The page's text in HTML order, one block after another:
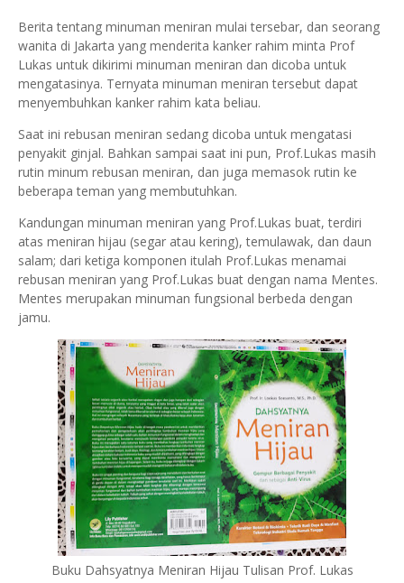
Berita tentang minuman meniran mulai tersebar, dan seorang
wanita di Jakarta yang menderita kanker rahim minta Prof
Lukas untuk dikirimi minuman meniran dan dicoba untuk
mengatasinya. Ternyata minuman meniran tersebut dapat
menyembuhkan kanker rahim kata beliau.
Saat ini rebusan meniran sedang dicoba untuk mengatasi
penyakit ginjal. Bahkan sampai saat ini pun, Prof.Lukas masih
rutin minum rebusan meniran, dan juga memasok rutin ke
beberapa teman yang membutuhkan.
Kandungan minuman meniran yang Prof.Lukas buat, terdiri
atas meniran hijau (segar atau kering), temulawak, dan daun
salam; dari ketiga komponen itulah Prof.Lukas menamai
rebusan meniran yang Prof.Lukas buat dengan nama Mentes.
Mentes merupakan minuman fungsional berbeda dengan
jamu.
Buku Dahsyatnya Meniran Hijau Tulisan Prof. Lukas